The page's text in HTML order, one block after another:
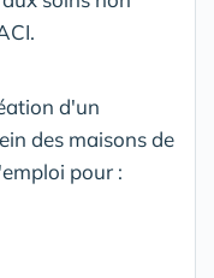
d'un
des maisons de
pour :